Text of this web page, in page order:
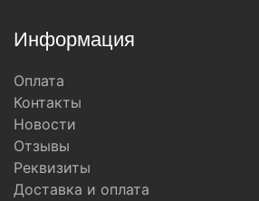
Информация
Оплата
Контакты
Новости
Отзывы
Реквизиты
Доставка и оплата